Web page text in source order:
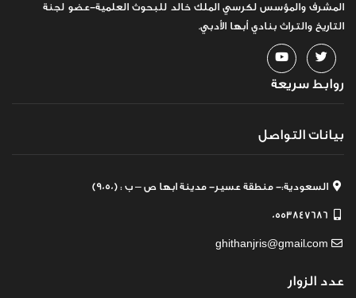
المشرف والمؤسس لكرسي الملك خالد للبحوث العلمية-عضو لجنة
التاريخ والتراث بنادي أبها الأدبي.
روابط سريعة
بيانات التواصل
السعودية:- منطقة عسير- مدينة ابها ص – ب : (9050)
0553847686
ghithanjris@gmail.com
عدد الزوار